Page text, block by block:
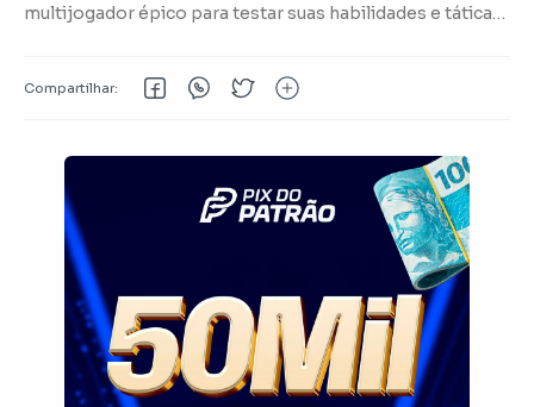
multijogador épico para testar suas habilidades e táticas